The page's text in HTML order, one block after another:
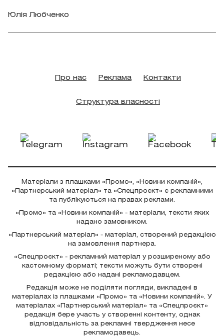
Юлія Любченко
Про нас Реклама Контакти
Структура власності
Матеріали з плашками «Промо», «Новини компаній»,
«Партнерський матеріал» та «Спецпроєкт» є рекламними
та публікуються на правах реклами.
«Промо» та «Новини компаній» - матеріали, тексти яких
надано замовником.
«Партнерський матеріал» - матеріал, створений редакцією
на замовлення партнера.
«Спецпроєкт» - рекламний матеріал у розширеному або
кастомному форматі; тексти можуть бути створені
редакцією або надані рекламодавцем.
Редакція може не поділяти погляди, викладені в
матеріалах із плашками «Промо» та «Новини компаній». У
матеріалах «Партнерський матеріал» та «Спецпроєкт»
редакція бере участь у створенні контенту, однак
відповідальність за рекламні твердження несе
рекламодавець.